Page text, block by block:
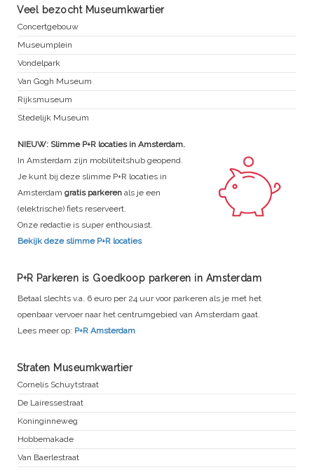
Veel bezocht Museumkwartier
Concertgebouw
Museumplein
Vondelpark
Van Gogh Museum
Rijksmuseum
Stedelijk Museum
NIEUW: Slimme P+R locaties in Amsterdam.
In Amsterdam zijn mobiliteitshub geopend.
Je kunt bij deze slimme P+R locaties in
Amsterdam gratis parkeren als je een
(elektrische) fiets reserveert.
Onze redactie is super enthousiast.
Bekijk deze slimme P+R locaties
P+R Parkeren is Goedkoop parkeren in Amsterdam
Betaal slechts v.a. 6 euro per 24 uur voor parkeren als je met het
openbaar vervoer naar het centrumgebied van Amsterdam gaat.
Lees meer op: P+R Amsterdam
Straten Museumkwartier
Cornelis Schuytstraat
De Lairessestraat
Koninginneweg
Hobbemakade
Van Baerlestraat